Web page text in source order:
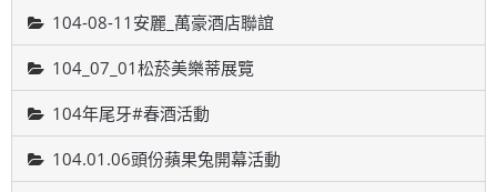
104-08-11安麗_萬豪酒店聯誼
104_07_01松菸美樂蒂展覽
104年尾牙#春酒活動
104.01.06頭份蘋果兔開幕活動